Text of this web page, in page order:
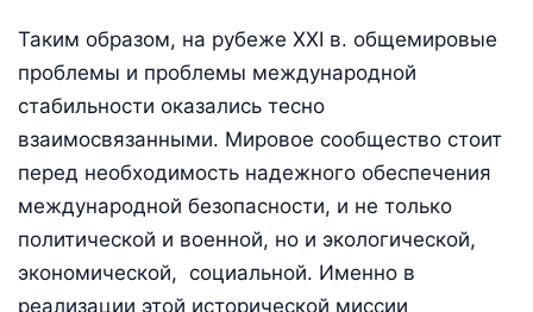
Таким образом, на рубеже XXI в. общемировые
проблемы и проблемы международной
стабильности оказались тесно
взаимосвязанными. Мировое сообщество стоит
перед необходимость надежного обеспечения
международной безопасности, и не только
политической и военной, но и экологической,
экономической, социальной. Именно в
реализации этой исторической миссии